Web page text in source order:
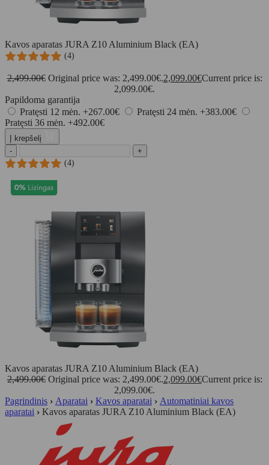
Kavos aparatas JURA Z10 Aluminium Black (EA)
(4)
2,499.00€ Original price was: 2,499.00€.2,099.00€Current price is:
2,099.00€.
Papildoma garantija
Pratęsti 12 mėn. +267.00€ Pratęsti 24 mėn. +383.00€
Pratęsti 36 mėn. +492.00€
Į krepšelį
-
+
(4)
Kavos aparatas JURA Z10 Aluminium Black (EA)
2,499.00€ Original price was: 2,499.00€.2,099.00€Current price is:
2,099.00€.
Pagrindinis › Aparatai › Kavos aparatai › Automatiniai kavos
aparatai › Kavos aparatas JURA Z10 Aluminium Black (EA)